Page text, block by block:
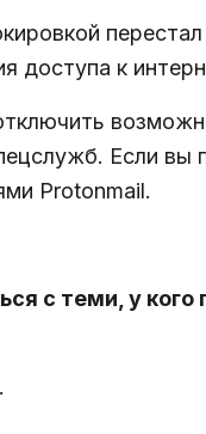
доступа к
Если вы
Protonmail.
с теми, у кого